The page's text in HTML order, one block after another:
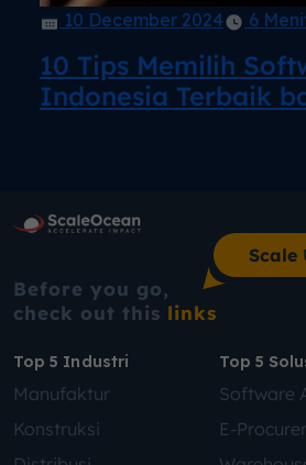
10 December 2024 6
10 Tips Memilih
Indonesia Terbaik
Scale
Before you go,
check out this links
Top 5 Industri
Manufaktur
Konstruksi
Top 5
Software
E-